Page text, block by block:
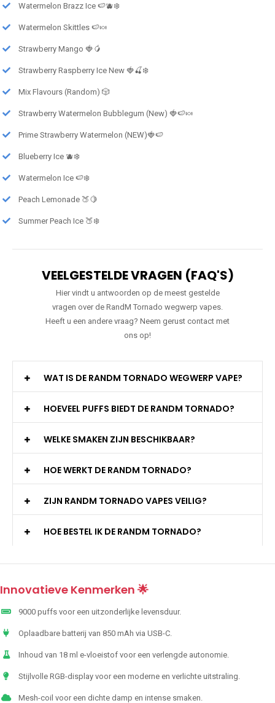
Watermelon Brazz Ice 🍉🫐❄️
Watermelon Skittles 🍉🍬
Strawberry Mango 🍓🥭
Strawberry Raspberry Ice New 🍓🍒❄️
Mix Flavours (Random) 🎲
Strawberry Watermelon Bubblegum (New) 🍓🍉🍬
Prime Strawberry Watermelon (NEW)🍓🍉
Blueberry Ice 🫐❄️
Watermelon Ice 🍉❄️
Peach Lemonade 🍑🍋
Summer Peach Ice 🍑❄️
VEELGESTELDE VRAGEN (FAQ'S)
Hier vindt u antwoorden op de meest gestelde
vragen over de RandM Tornado wegwerp vapes.
Heeft u een andere vraag? Neem gerust contact met
ons op!
WAT IS DE RANDM TORNADO WEGWERP VAPE?
HOEVEEL PUFFS BIEDT DE RANDM TORNADO?
WELKE SMAKEN ZIJN BESCHIKBAAR?
HOE WERKT DE RANDM TORNADO?
ZIJN RANDM TORNADO VAPES VEILIG?
HOE BESTEL IK DE RANDM TORNADO?
Innovatieve Kenmerken 🌟
9000 puffs voor een uitzonderlijke levensduur.
Oplaadbare batterij van 850 mAh via USB-C.
Inhoud van 18 ml e-vloeistof voor een verlengde autonomie.
Stijlvolle RGB-display voor een moderne en verlichte uitstraling.
Mesh-coil voor een dichte damp en intense smaken.